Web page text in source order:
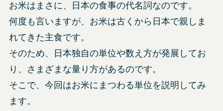
お米はまさに、日本の食事の代名詞なのです。
何度も言いますが、お米は古くから日本で親しま
れてきた主食です。
そのため、日本独自の単位や数え方が発展してお
り、さまざまな量り方があるのです。
そこで、今回はお米にまつわる単位を説明してみ
ます。